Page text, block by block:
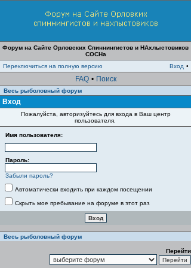
Форум на Сайте Орловских Спиннингистов и НАхлыстовиков
СОСНа
Переключиться на полную версию
Вход •
FAQ • Поиск
Весь рыболовный форум
Вход
Пожалуйста, авторизуйтесь для входа в Ваш центр
пользователя.
Имя пользователя:
Пароль:
Забыли пароль?
Автоматически входить при каждом посещении
Скрыть мое пребывание на форуме в этот раз
Весь рыболовный форум
Перейти